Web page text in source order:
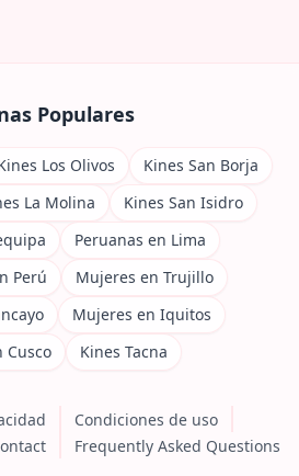
Populares
Los Olivos
Kines San Borja
La Molina
Kines San Isidro
Peruanas en Lima
Perú
Mujeres en Trujillo
Mujeres en Iquitos
Cusco
Kines Tacna
Condiciones de uso
Frequently Asked Questions